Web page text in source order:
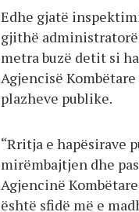
Edhe gjatë
gjithë
metra buzë detit si
Agjencisë
plazheve publike.
“Rritja e hapësirave
mirëmbajtjen dhe
Agjencinë
është sfidë më e